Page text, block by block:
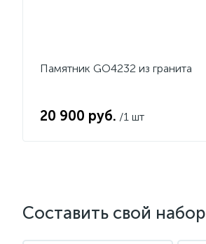
Памятник GO4232 из гранита
20 900 руб. /1 шт
Составить свой набор